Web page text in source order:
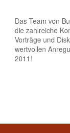
Das Team von
die zahlreiche
Vorträge und
wertvollen
2011!